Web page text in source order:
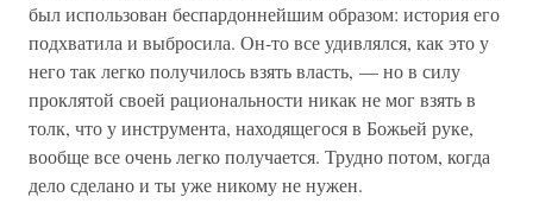
был использован беспардоннейшим образом: история его
подхватила и выбросила. Он-то все удивлялся, как это у
него так легко получилось взять власть, — но в силу
проклятой своей рациональности никак не мог взять в
толк, что у инструмента, находящегося в Божьей руке,
вообще все очень легко получается. Трудно потом, когда
дело сделано и ты уже никому не нужен.